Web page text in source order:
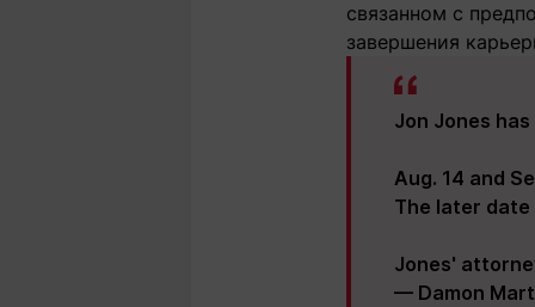
связанном с
завершения
Jon Jones
Aug. 14 and
The later
Jones'
— Damon